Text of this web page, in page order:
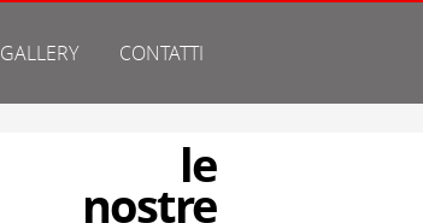
GALLERY CONTATTI
le
nostre